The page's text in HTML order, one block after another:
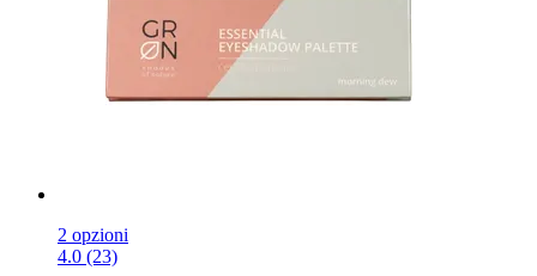
2 opzioni
4.0 (23)